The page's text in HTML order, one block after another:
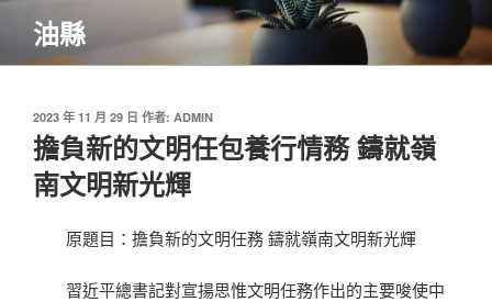
主
油縣
發
佈
於
2023 年 11 月 29 日 作者: ADMIN
擔負新的文明任包養行情務 鑄就嶺
南文明新光輝
原題目：擔負新的文明任務 鑄就嶺南文明新光輝
習近平總書記對宣揚思惟文明任務作出的主要唆使中